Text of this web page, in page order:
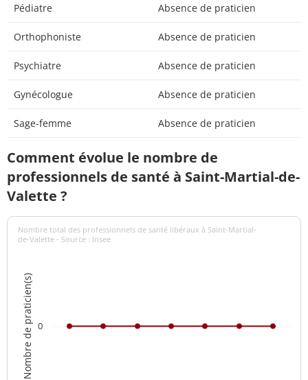
Pédiatre Absence de praticien
Orthophoniste Absence de praticien
Psychiatre Absence de praticien
Gynécologue Absence de praticien
Sage-femme Absence de praticien
Comment évolue le nombre de
professionnels de santé à Saint-Martial-de-
Valette ?
Nombre de praticien(s)
Nombre total des professionnels de santé libéraux à Saint-Martial-
de-Valette - Source : Insee
0